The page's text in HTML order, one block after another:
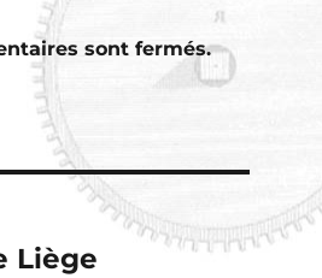
sont fermés.
Liège